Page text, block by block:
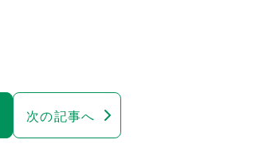
次の記事へ